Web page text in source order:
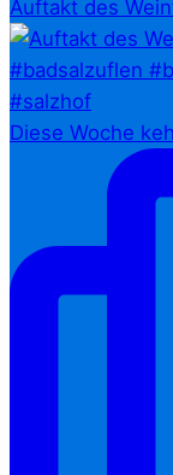
Auftakt des
Diese Woche